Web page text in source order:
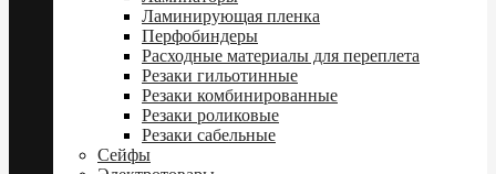
Ламинирующая пленка
Перфобиндеры
Расходные материалы для переплета
Резаки гильотинные
Резаки комбинированные
Резаки роликовые
Резаки сабельные
Сейфы